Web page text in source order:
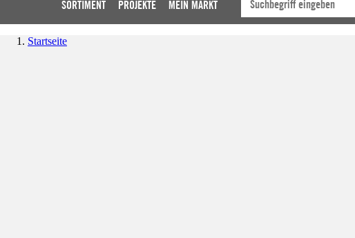
SORTIMENT PROJEKTE MEIN MARKT
Startseite